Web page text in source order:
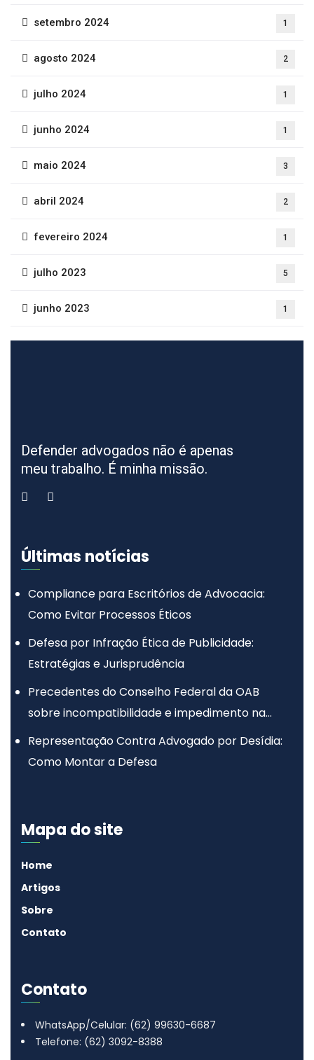
setembro 2024 1
agosto 2024 2
julho 2024 1
junho 2024 1
maio 2024 3
abril 2024 2
fevereiro 2024 1
julho 2023 5
junho 2023 1
Defender advogados não é apenas
meu trabalho. É minha missão.
Últimas notícias
Compliance para Escritórios de Advocacia:
Como Evitar Processos Éticos
Defesa por Infração Ética de Publicidade:
Estratégias e Jurisprudência
Precedentes do Conselho Federal da OAB
sobre incompatibilidade e impedimento na
advocacia
Representação Contra Advogado por Desídia:
Como Montar a Defesa
Mapa do site
Home
Artigos
Sobre
Contato
Contato
WhatsApp/Celular: (62) 99630-6687
Telefone: (62) 3092-8388